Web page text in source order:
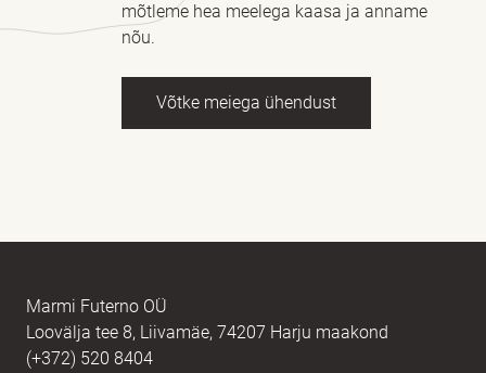
mõtleme hea meelega kaasa ja anname
nõu.
Võtke meiega ühendust
Sõnum
Marmi Futerno OÜ
Loovälja tee 8, Liivamäe, 74207 Harju maakond
(+372) 520 8404